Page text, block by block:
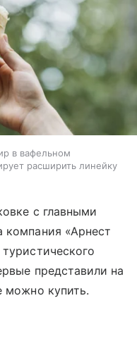
в вафельном
расширить линейку
с главными
компания «Арнест
представили на
можно купить.